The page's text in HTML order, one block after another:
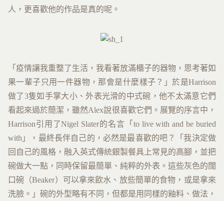
人，更喜歡他的作品是真的呢。
「疫情讓我重整了生活，我看著放滿櫃子的器物，思考著如
果一輩子只用一件器物，那會是什麼樣子？」於是Harrison
做了3隻如手掌大小、外表光滑的中式碗，他不太滿意它們
看起來過於簡潔，雖然Alex說很喜歡它們。展覽的序言中，
Harrison引用了Nigel Slater的名言「to live with and be buried
with」，最終長伴自己的，必然是最喜歡的吧？「我決定做
回自己的風格，融入英式傳統銀製餐具上常見的高腳，並把
碗做大一點，同時保留最簡單、純粹的外表。這些灰色的闊
口碗（Beaker）可以拿來飲水、放些簡單的食物，或是拿來
洗臉。」碗的外型略有不同，但都是用同樣的釉料、做法，